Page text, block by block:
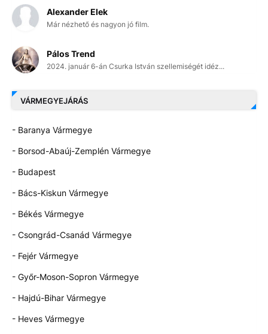
Alexander Elek
Már nézhető és nagyon jó film.
Pálos Trend
2024. január 6-án Csurka István szellemiségét idéz...
VÁRMEGYEJÁRÁS
- Baranya Vármegye
- Borsod-Abaúj-Zemplén Vármegye
- Budapest
- Bács-Kiskun Vármegye
- Békés Vármegye
- Csongrád-Csanád Vármegye
- Fejér Vármegye
- Győr-Moson-Sopron Vármegye
- Hajdú-Bihar Vármegye
- Heves Vármegye